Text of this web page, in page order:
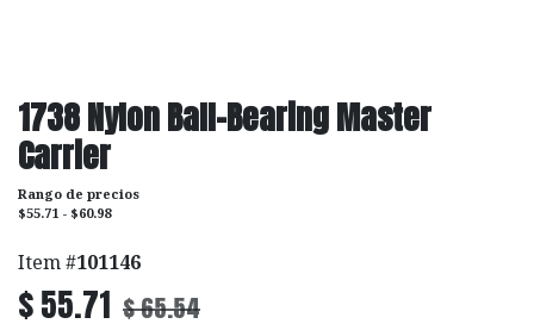
1738 Nylon Ball-Bearing Master
Carrier
Rango de precios
$55.71 - $60.98
Item #101146
$55.71 $65.54